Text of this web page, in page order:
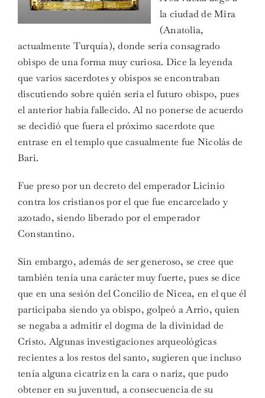
la ciudad de Mira
(Anatolia,
actualmente Turquía), donde sería consagrado
obispo de una forma muy curiosa. Dice la leyenda
que varios sacerdotes y obispos se encontraban
discutiendo sobre quién sería el futuro obispo, pues
el anterior había fallecido. Al no ponerse de acuerdo
se decidió que fuera el próximo sacerdote que
entrase en el templo que casualmente fue Nicolás de
Bari.
Fue preso por un decreto del emperador Licinio
contra los cristianos por el que fue encarcelado y
azotado, siendo liberado por el emperador
Constantino.
Sin embargo, además de ser generoso, se cree que
también tenía una carácter muy fuerte, pues se dice
que en una sesión del Concilio de Nicea, en el que él
participaba siendo ya obispo, golpeó a Arrio, quien
se negaba a admitir el dogma de la divinidad de
Cristo. Algunas investigaciones arqueológicas
recientes a los restos del santo, sugieren que incluso
tenía alguna cicatriz en la cara o nariz, que pudo
obtener en su juventud, a consecuencia de su